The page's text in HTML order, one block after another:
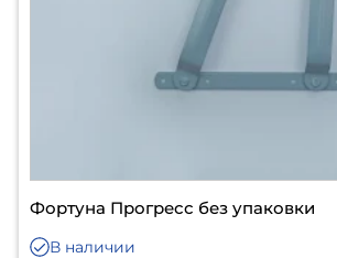
Фортуна Прогресс без упаковки
В наличии